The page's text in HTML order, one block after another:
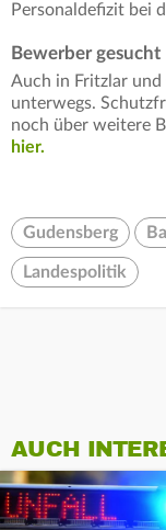
Personaldefizit bei
Bewerber gesucht
Auch in Fritzlar und
unterwegs.
noch über weitere
hier.
Gudensberg
Landespolitik
AUCH